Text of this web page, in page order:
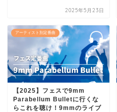
2025年5月23日
アーティスト別定番曲
【2025】フェスで9mm
Parabellum Bulletに行くな
らこれを聴け！9mmのライブ